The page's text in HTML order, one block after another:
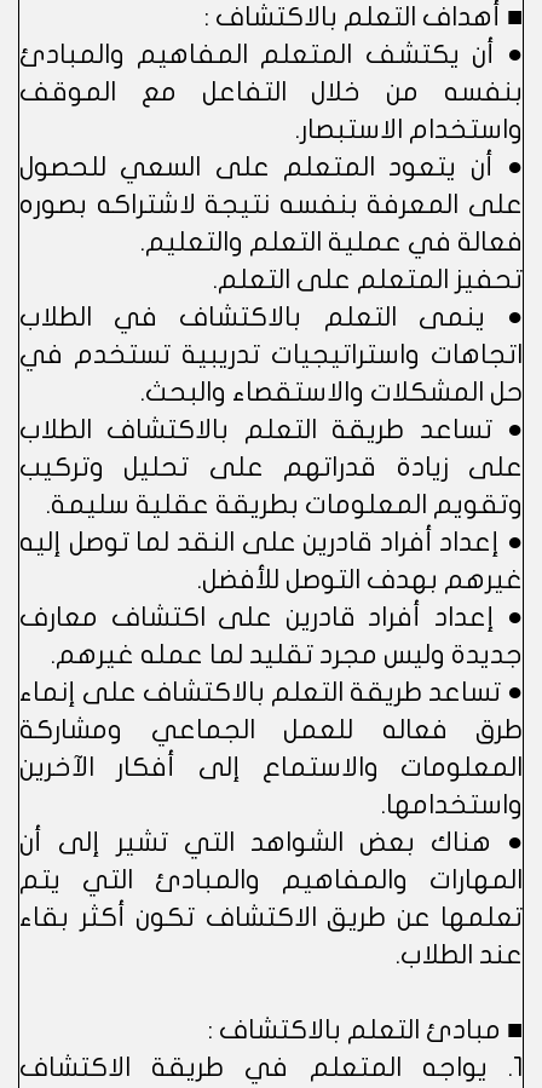
■ أهداف التعلم بالاكتشاف :
● أن يكتشف المتعلم المفاهيم والمبادئ
بنفسه من خلال التفاعل مع الموقف
واستخدام الاستبصار.
● أن يتعود المتعلم على السعي للحصول
على المعرفة بنفسه نتيجة لاشتراكه بصوره
فعالة في عملية التعلم والتعليم.
تحفيز المتعلم على التعلم.
● ينمى التعلم بالاكتشاف في الطلاب
اتجاهات واستراتيجيات تدريبية تستخدم في
حل المشكلات والاستقصاء والبحث.
● تساعد طريقة التعلم بالاكتشاف الطلاب
على زيادة قدراتهم على تحليل وتركيب
وتقويم المعلومات بطريقة عقلية سليمة.
● إعداد أفراد قادرين على النقد لما توصل إليه
غيرهم بهدف التوصل للأفضل.
● إعداد أفراد قادرين على اكتشاف معارف
جديدة وليس مجرد تقليد لما عمله غيرهم.
● تساعد طريقة التعلم بالاكتشاف على إنماء
طرق فعاله للعمل الجماعي ومشاركة
المعلومات والاستماع إلى أفكار الآخرين
واستخدامها.
● هناك بعض الشواهد التي تشير إلى أن
المهارات والمفاهيم والمبادئ التي يتم
تعلمها عن طريق الاكتشاف تكون أكثر بقاء
عند الطلاب.
■ مبادئ التعلم بالاكتشاف :
1. يواجه المتعلم في طريقة الاكتشاف